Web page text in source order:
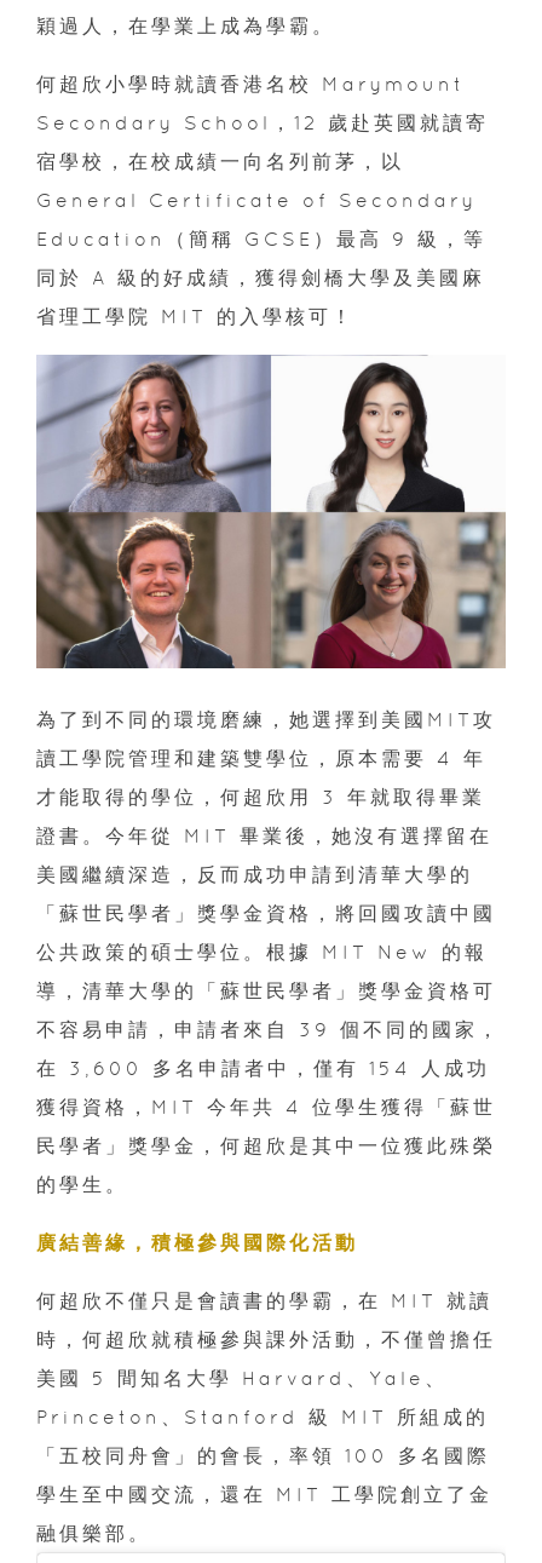
穎過人，在學業上成為學霸。
何超欣小學時就讀香港名校 Marymount
Secondary School，12 歲赴英國就讀寄
宿學校，在校成績一向名列前茅，以
General Certificate of Secondary
Education（簡稱 GCSE）最高 9 級，等
同於 A 級的好成績，獲得劍橋大學及美國麻
省理工學院 MIT 的入學核可！
為了到不同的環境磨練，她選擇到美國MIT攻
讀工學院管理和建築雙學位，原本需要 4 年
才能取得的學位，何超欣用 3 年就取得畢業
證書。今年從 MIT 畢業後，她沒有選擇留在
美國繼續深造，反而成功申請到清華大學的
「蘇世民學者」獎學金資格，將回國攻讀中國
公共政策的碩士學位。根據 MIT New 的報
導，清華大學的「蘇世民學者」獎學金資格可
不容易申請，申請者來自 39 個不同的國家，
在 3,600 多名申請者中，僅有 154 人成功
獲得資格，MIT 今年共 4 位學生獲得「蘇世
民學者」獎學金，何超欣是其中一位獲此殊榮
的學生。
廣結善緣，積極參與國際化活動
何超欣不僅只是會讀書的學霸，在 MIT 就讀
時，何超欣就積極參與課外活動，不僅曾擔任
美國 5 間知名大學 Harvard、Yale、
Princeton、Stanford 級 MIT 所組成的
「五校同舟會」的會長，率領 100 多名國際
學生至中國交流，還在 MIT 工學院創立了金
融俱樂部。